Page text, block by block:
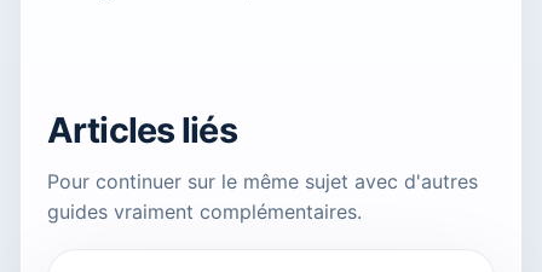
Articles liés
Pour continuer sur le même sujet avec d'autres
guides vraiment complémentaires.